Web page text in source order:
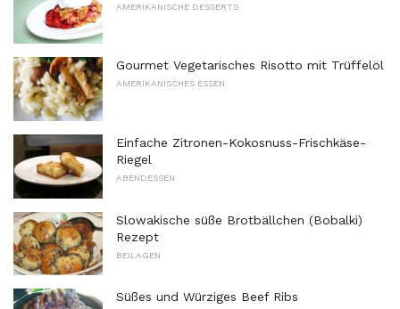
AMERIKANISCHE DESSERTS
Gourmet Vegetarisches Risotto mit Trüffelöl
AMERIKANISCHES ESSEN
Einfache Zitronen-Kokosnuss-Frischkäse-
Riegel
ABENDESSEN
Slowakische süße Brotbällchen (Bobalki)
Rezept
BEILAGEN
Süßes und Würziges Beef Ribs